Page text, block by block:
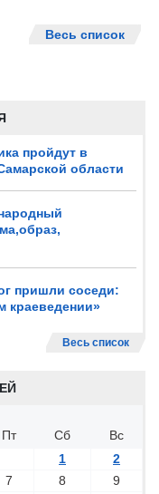
пройдут в
области
пришли соседи:
краеведении»
Весь список
Пт Сб
Вс
1
2
7 8
9
Весь список